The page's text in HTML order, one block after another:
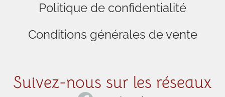
Politique de confidentialité
Conditions générales de vente
Suivez-nous sur les réseaux